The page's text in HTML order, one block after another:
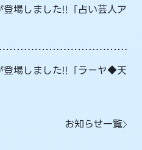
場しました!!「占い芸人ア
登場しました!!「ラーヤ◆天
お知らせ一覧